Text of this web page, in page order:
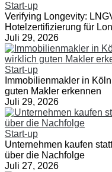
Start-up
Verifying Longevity:
Hotelzertifizierung für
Juli 29, 2026
Start-up
Immobilienmakler in
guten Makler erkennen
Juli 29, 2026
Start-up
Unternehmen kaufen
über die Nachfolge
Juli 27, 2026